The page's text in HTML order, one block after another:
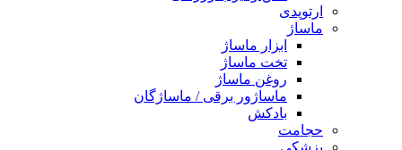
ارتوپدی
ماساژ
ابزار ماساژ
تخت ماساژ
روغن ماساژ
ماساژور برقی / ماساژگان
بادکش
حجامت
پزشکی